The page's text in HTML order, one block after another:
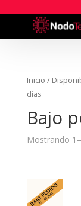
Inicio /
dias
Bajo
Mostrando